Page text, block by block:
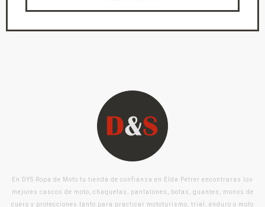
En DYS Ropa de Moto tu tienda de confianza en Elda Petrer encontraras los
mejores cascos de moto, chaquetas, pantalones, botas, guantes, monos de
cuero y protecciones tanto para practicar mototurismo, trial, enduro o moto